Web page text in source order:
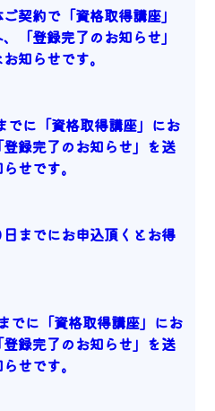
契約で「資格取得講座」
「登録完了のお知らせ」
知らせです。
でに「資格取得講座」にお
録完了のお知らせ」を送
せです。
までにお申込頂くとお得
でに「資格取得講座」にお
録完了のお知らせ」を送
せです。